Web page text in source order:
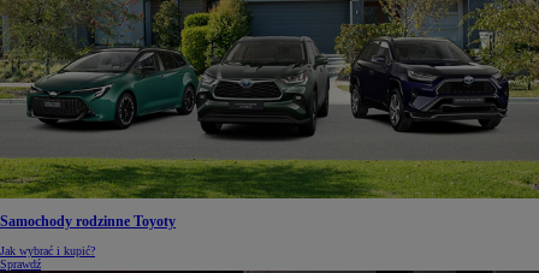
Samochody rodzinne Toyoty
Jak wybrać i kupić?
Sprawdź